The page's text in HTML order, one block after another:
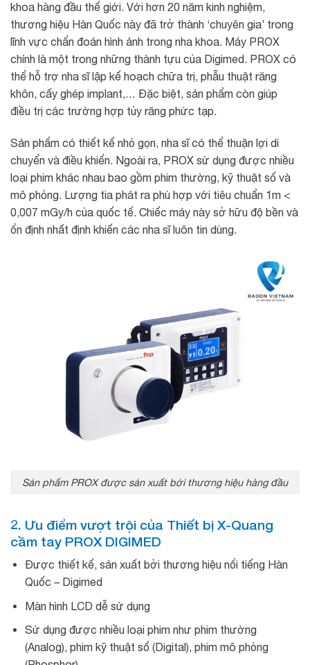
khoa hàng đầu thế giới. Với hơn 20 năm kinh nghiệm,
thương hiệu Hàn Quốc này đã trở thành ‘chuyên gia’ trong
lĩnh vực chẩn đoán hình ảnh trong nha khoa. Máy PROX
chính là một trong những thành tựu của Digimed. PROX có
thể hỗ trợ nha sĩ lập kế hoạch chữa trị, phẫu thuật răng
khôn, cấy ghép implant,… Đặc biệt, sản phẩm còn giúp
điều trị các trường hợp tủy răng phức tạp.
Sản phẩm có thiết kế nhỏ gọn, nha sĩ có thể thuận lợi di
chuyển và điều khiển. Ngoài ra, PROX sử dụng được nhiều
loại phim khác nhau bao gồm phim thường, kỹ thuật số và
mô phỏng. Lượng tia phát ra phù hợp với tiêu chuẩn 1m <
0,007 mGy/h của quốc tế. Chiếc máy này sở hữu độ bền và
ổn định nhất định khiến các nha sĩ luôn tin dùng.
Sản phẩm PROX được sản xuất bởi thương hiệu hàng đầu
2. Ưu điểm vượt trội của Thiết bị X-Quang
cầm tay PROX DIGIMED
Được thiết kế, sản xuất bởi thương hiệu nổi tiếng Hàn
Quốc – Digimed
Màn hình LCD dễ sử dụng
Sử dụng được nhiều loại phim như phim thường
(Analog), phim kỹ thuật số (Digital), phim mô phỏng